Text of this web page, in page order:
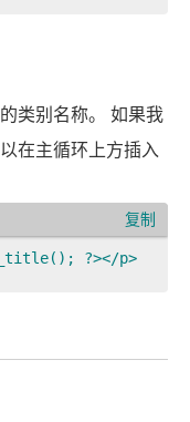
类别名称。 如果我
在主循环上方插入
?></p>
复制